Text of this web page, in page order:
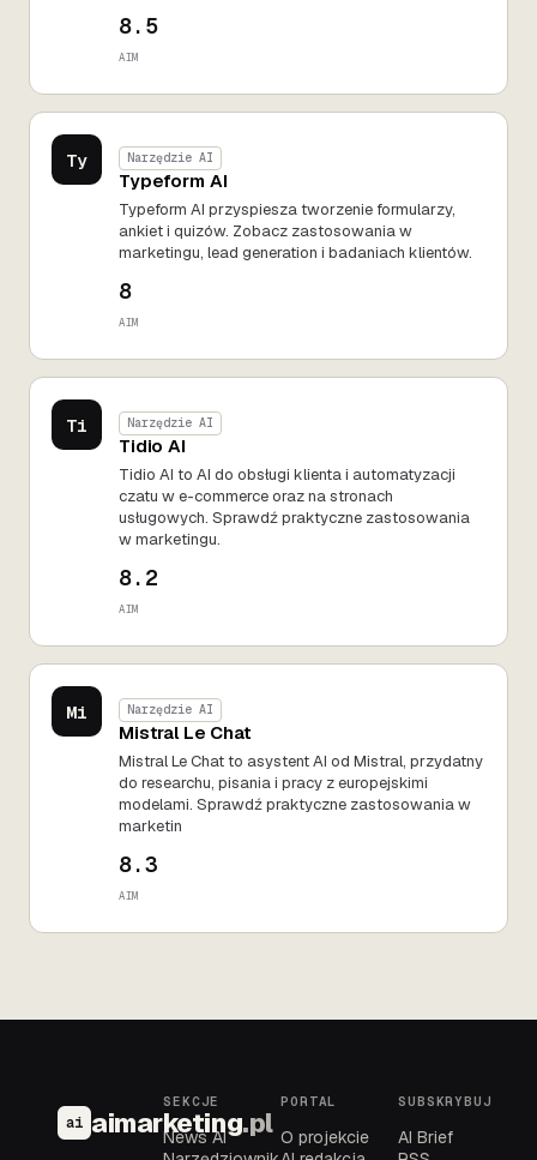
8.5
AIM
Ty Narzędzie AI
Typeform AI
Typeform AI przyspiesza tworzenie formularzy,
ankiet i quizów. Zobacz zastosowania w
marketingu, lead generation i badaniach klientów.
8
AIM
Ti Narzędzie AI
Tidio AI
Tidio AI to AI do obsługi klienta i automatyzacji
czatu w e-commerce oraz na stronach
usługowych. Sprawdź praktyczne zastosowania
w marketingu.
8.2
AIM
Mi Narzędzie AI
Mistral Le Chat
Mistral Le Chat to asystent AI od Mistral, przydatny
do researchu, pisania i pracy z europejskimi
modelami. Sprawdź praktyczne zastosowania w
marketin
8.3
AIM
ai aimarketing.pl
SEKCJE
News AI
PORTAL
O projekcie
SUBSKRYBUJ
AI Brief